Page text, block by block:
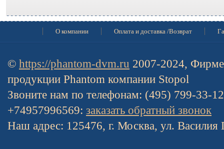
О компании Оплата и доставка /Возврат
© https://phantom-dvm.ru 2007-2024,
продукции Phantom компании Stopol
Звоните нам по телефонам: (495) 799-33-
+74957996569: заказать обратный звонок
Наш адрес: 125476, г. Москва, ул. Василия